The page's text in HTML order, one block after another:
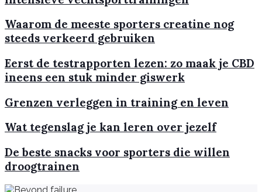
Waarom de meeste sporters creatine nog
steeds verkeerd gebruiken
Eerst de testrapporten lezen: zo maak je CBD
ineens een stuk minder giswerk
Grenzen verleggen in training en leven
Wat tegenslag je kan leren over jezelf
De beste snacks voor sporters die willen
droogtrainen